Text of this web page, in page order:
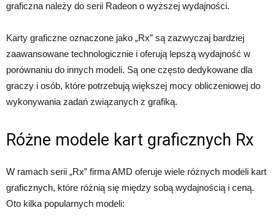
graficzna należy do serii Radeon o wyższej wydajności.
Karty graficzne oznaczone jako „Rx” są zazwyczaj bardziej
zaawansowane technologicznie i oferują lepszą wydajność w
porównaniu do innych modeli. Są one często dedykowane dla
graczy i osób, które potrzebują większej mocy obliczeniowej do
wykonywania zadań związanych z grafiką.
Różne modele kart graficznych Rx
W ramach serii „Rx” firma AMD oferuje wiele różnych modeli kart
graficznych, które różnią się między sobą wydajnością i ceną.
Oto kilka popularnych modeli: